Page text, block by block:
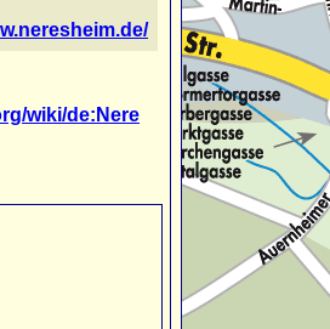
wiki/de:Nere